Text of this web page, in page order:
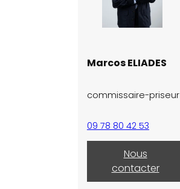
Marcos ELIADES
commissaire-priseur
09 78 80 42 53
Nous
contacter